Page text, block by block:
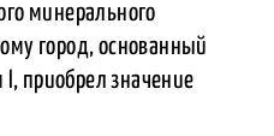
минерального
город, основанный
приобрел значение